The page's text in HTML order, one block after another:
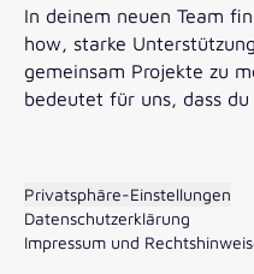
In deinem neuen Team
how, starke
gemeinsam Projekte zu
bedeutet für uns, dass du
Privatsphäre-Einstellungen
Datenschutzerklärung
Impressum und